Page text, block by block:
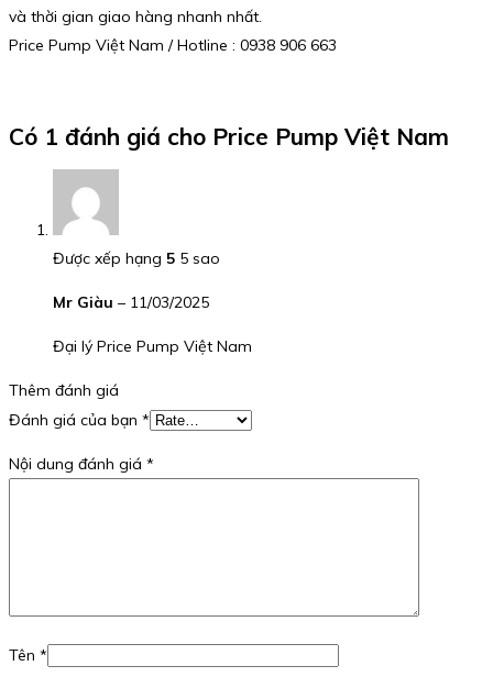
và thời gian giao hàng nhanh nhất.
Price Pump Việt Nam / Hotline : 0938 906 663
Có 1 đánh giá cho Price Pump Việt Nam
Được xếp hạng 5 5 sao
Mr Giàu – 11/03/2025
Đại lý Price Pump Việt Nam
Thêm đánh giá
Đánh giá của bạn *
Nội dung đánh giá *
Tên *